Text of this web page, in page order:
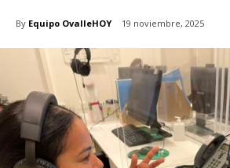
By Equipo OvalleHOY 19 noviembre, 2025